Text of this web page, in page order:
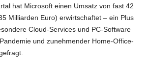
hat Microsoft einen Umsatz von fast 42
Milliarden Euro) erwirtschaftet – ein Plus
Cloud-Services und PC-Software
und zunehmender Home-Office-